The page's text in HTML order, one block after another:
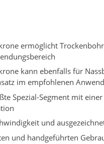
ermöglicht
kann ebenfalls für
im empfohlenen
Spezial-Segment mit
und
und handgeführten